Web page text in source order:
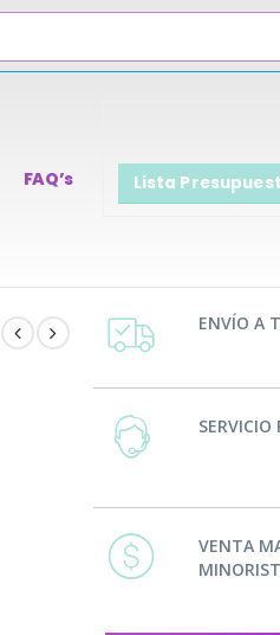
FAQ’s Lista
ENVÍO A
SERVICIO
VENTA